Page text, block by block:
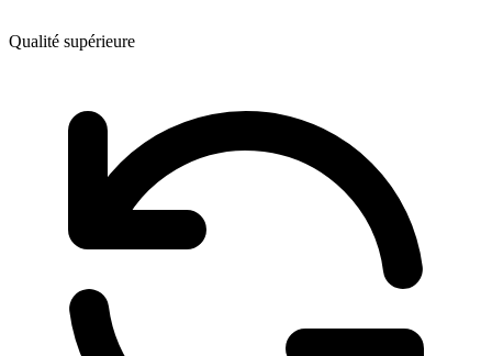
Qualité supérieure